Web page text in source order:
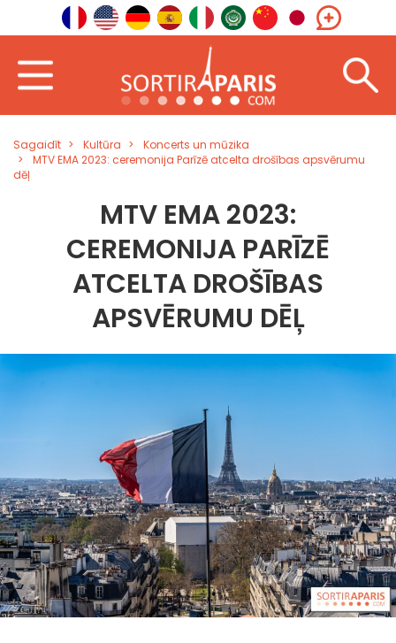
Sagaidīt Kultūra
Koncerts un mūzika
MTV EMA 2023: ceremonija Parīzē atcelta drošības apsvērumu
dēļ
MTV EMA 2023:
CEREMONIJA PARĪZĒ
ATCELTA DROŠĪBAS
APSVĒRUMU DĒĻ